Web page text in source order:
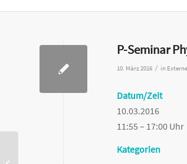
P-Seminar
10. März 2016 / in
Datum/Zeit
10.03.2016
11:55 – 17:00 Uhr
Kategorien